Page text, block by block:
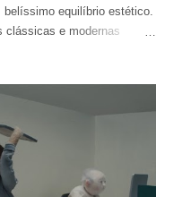
equilíbrio estético.
clássicas e modernas
provocantes e dramáticas.
onde obteve o diploma
World School of the Arts e,
em Belas Artes,
exterior e ampliar sua